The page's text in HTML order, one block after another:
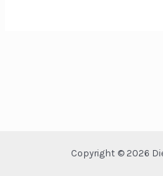
Copyright © 2026